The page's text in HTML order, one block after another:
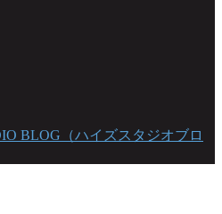
BLOG（ハイズスタジオブロ